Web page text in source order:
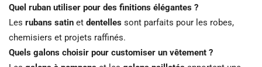
Quel ruban utiliser pour des finitions élégantes ?
Les rubans satin et dentelles sont parfaits pour les robes,
chemisiers et projets raffinés.
Quels galons choisir pour customiser un vêtement ?